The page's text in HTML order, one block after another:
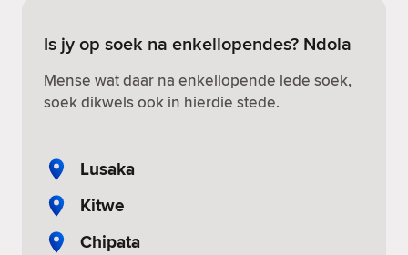
Is jy op soek na enkellopendes? Ndola
Mense wat daar na enkellopende lede soek,
soek dikwels ook in hierdie stede.
Lusaka
Kitwe
Chipata